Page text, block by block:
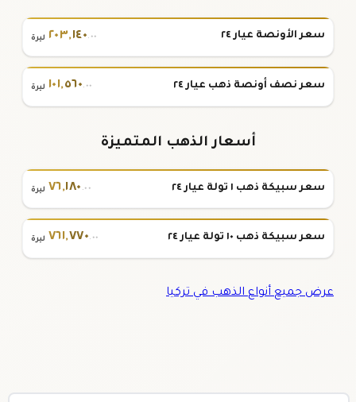
سعر الأونصة عيار ٢٤ ٢٠٣,١٤٠.٠٠ ليرة
سعر نصف أونصة ذهب عيار ٢٤ ١٠١,٥٦٠.٠٠ ليرة
أسعار الذهب المتميزة
سعر سبيكة ذهب ١ تولة عيار ٢٤ ٧٦,١٨٠ .٠٠ ليرة
سعر سبيكة ذهب ١٠ تولة عيار ٢٤ ٧٦١,٧٧٠.٠٠ ليرة
عرض جميع أنواع الذهب في تركيا